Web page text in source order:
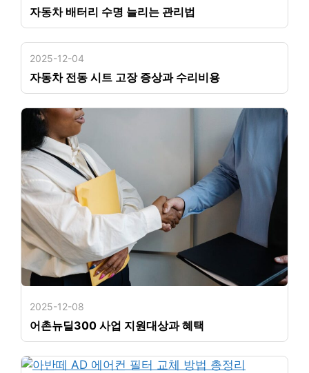
자동차 배터리 수명 늘리는 관리법
2025-12-04
자동차 전동 시트 고장 증상과 수리비용
2025-12-08
어촌뉴딜300 사업 지원대상과 혜택